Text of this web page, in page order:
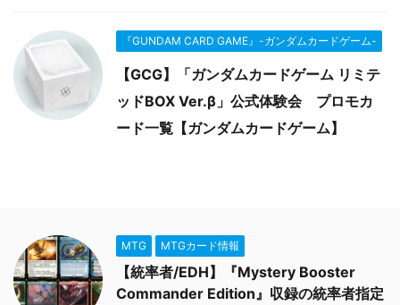
『GUNDAM CARD GAME』-ガンダムカードゲーム-
【GCG】「ガンダムカードゲーム リミテ
ッドBOX Ver.β」公式体験会 プロモカ
ード一覧【ガンダムカードゲーム】
MTG MTGカード情報
【統率者/EDH】『Mystery Booster
Commander Edition』収録の統率者指定